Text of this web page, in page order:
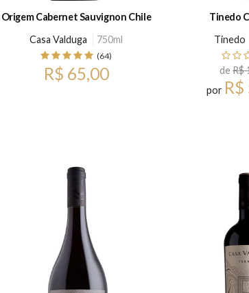
Origem Cabernet Sauvignon Chile
Casa Valduga
750ml
(64)
R$ 65,00
Tinedo
Tinedo
deR$
por